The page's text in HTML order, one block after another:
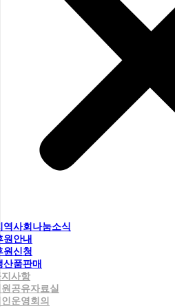
역사회나눔소식
원안내
원신청
산품판매
사항
공유자료실
운영회의